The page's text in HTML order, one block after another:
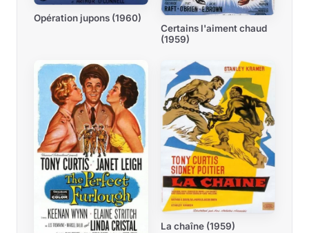
Opération jupons (1960)
Certains l'aiment chaud
(1959)
La chaîne (1959)